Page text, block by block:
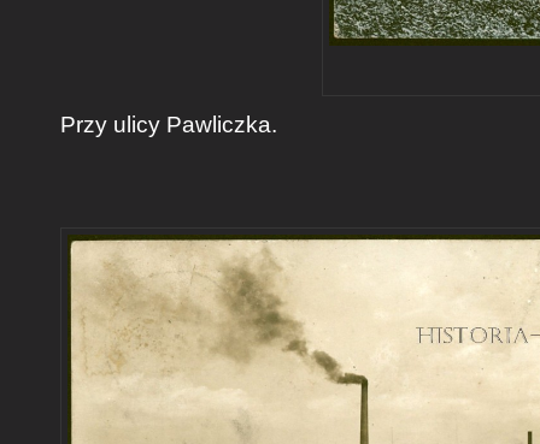
Przy ulicy Pawliczka.